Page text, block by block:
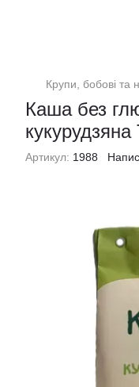
Крупи, бобові та
Каша без
Артикул: 1988